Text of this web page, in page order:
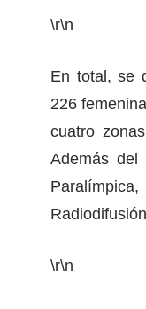
\r\n
En total, se
226
cuatro
Además del
\r\n